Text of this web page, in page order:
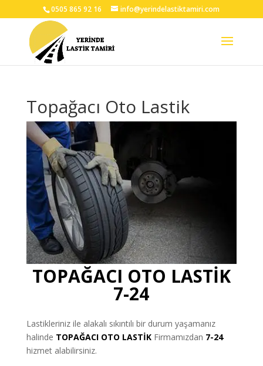
0505 865 92 16 info@yerindelastiktamiri.com
Topağacı Oto Lastik
TOPAĞACI OTO LASTİK
7-24
Lastikleriniz ile alakalı sıkıntılı bir durum yaşamanız
halinde TOPAĞACI OTO LASTİKFirmamızdan 7-24
hizmet alabilirsiniz.